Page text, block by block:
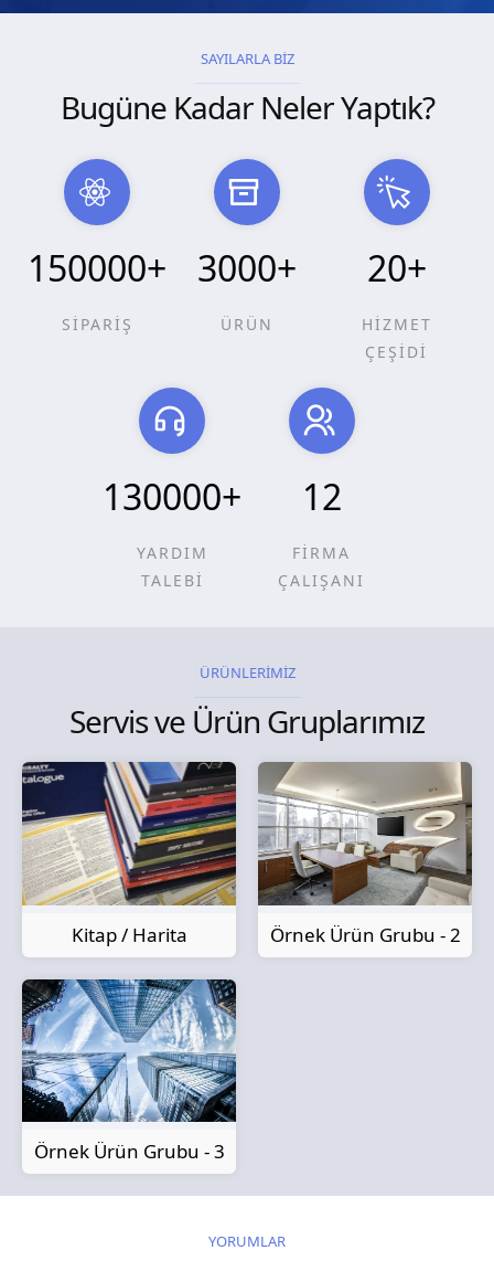
SAYILARLA BİZ
Bugüne Kadar Neler Yaptık?
150000+
SİPARİŞ
3000+
ÜRÜN
20+
HİZMET
ÇEŞİDİ
130000+
YARDIM
TALEBİ
12
FİRMA
ÇALIŞANI
ÜRÜNLERİMİZ
Servis ve Ürün Gruplarımız
Kitap / Harita Örnek Ürün Grubu - 2
Örnek Ürün Grubu - 3
YORUMLAR